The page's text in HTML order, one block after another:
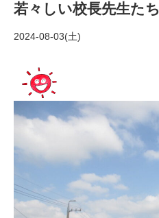
若々しい校長先生たち
2024-08-03(土)